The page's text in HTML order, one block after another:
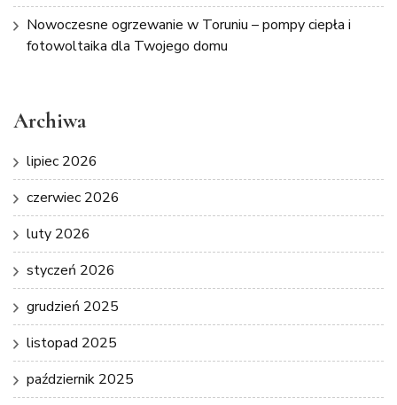
Nowoczesne ogrzewanie w Toruniu – pompy ciepła i
fotowoltaika dla Twojego domu
Archiwa
lipiec 2026
czerwiec 2026
luty 2026
styczeń 2026
grudzień 2025
listopad 2025
październik 2025